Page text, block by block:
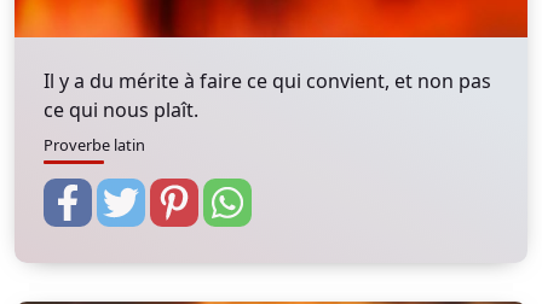
Il y a du mérite à faire ce qui convient, et non pas
ce qui nous plaît.
Proverbe latin